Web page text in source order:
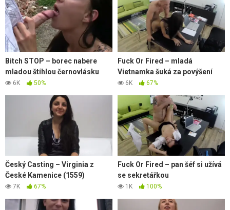
Bitch STOP – borec nabere
mladou štíhlou černovlásku
6K 50%
Fuck Or Fired – mladá
Vietnamka šuká za povýšení
6K 67%
Český Casting – Virginia z
České Kamenice (1559)
7K 67%
Fuck Or Fired – pan šéf si užívá
se sekretářkou
1K 100%